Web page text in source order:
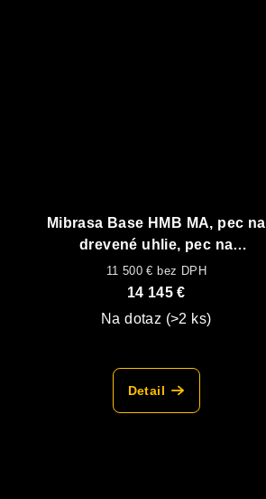
Mibrasa Base HMB MA, pec na
drevené uhlie, pec na
otvorenom podstavci
11 500 € bez DPH
14 145 €
Na dotaz (>2 ks)
Detail